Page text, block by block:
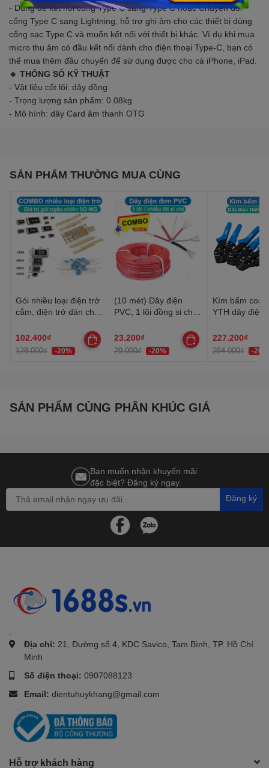
- Dùng để kết nối cổng Type C sang Type C hoặc Chuyển đổi
cổng Type C sang Lightning, hỗ trợ ghi âm cho các thiết bị dùng
cổng sạc Type C và muốn kết nối với thiết bị khác. Ví dụ khi mua
micro thu âm có đầu kết nối dành cho điện thoại Type-C, bạn có
thể mua thêm đầu chuyển để sử dụng được cho cả iPhone, iPad.
🔹 THÔNG SỐ KỸ THUẬT
- Vật liệu cốt lõi: dây đồng
- Trọng lượng sản phẩm: 0.08kg
- Mô hình: dây Card âm thanh OTG
SẢN PHẨM THƯỜNG MUA CÙNG
Gói nhiều loại điện trở
cắm, điện trở dán cho
102.400₫
128.000₫ -20%
(10 mét) Dây điện
PVC, 1 lõi đồng si chì,
22AWG
23.200₫
29.000₫ -20%
Kìm bấm cos
YTH dây điện
227.200₫
284.000₫ -20%
SẢN PHẨM CÙNG PHÂN KHÚC GIÁ
Bạn muốn nhận khuyến mãi
đặc biệt? Đăng ký ngay.
Đăng ký
Địa chỉ: 21, Đường số 4, KDC Savico, Tam Bình, TP. Hồ Chí
Minh
Số điện thoại: 0907088123
Email: dientuhuykhang@gmail.com
Hỗ trợ khách hàng